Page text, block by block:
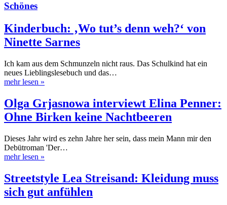
Schönes
Kinderbuch: ‚Wo tut’s denn weh?‘ von
Ninette Sarnes
Ich kam aus dem Schmunzeln nicht raus. Das Schulkind hat ein
neues Lieblingslesebuch und das…
mehr lesen »
Olga Grjasnowa interviewt Elina Penner:
Ohne Birken keine Nachtbeeren
Dieses Jahr wird es zehn Jahre her sein, dass mein Mann mir den
Debütroman 'Der…
mehr lesen »
Streetstyle Lea Streisand: Kleidung muss
sich gut anfühlen